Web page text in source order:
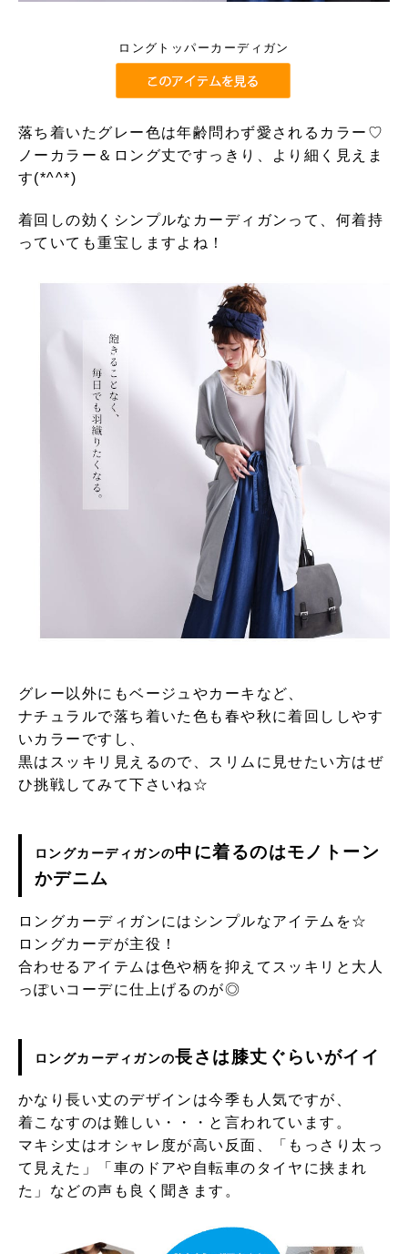
ロングトッパーカーディガン
落ち着いたグレー色は年齢問わず愛されるカラー♡
ノーカラー＆ロング丈ですっきり、より細く見えま
す(*^^*)
着回しの効くシンプルなカーディガンって、何着持
っていても重宝しますよね！
グレー以外にもベージュやカーキなど、
ナチュラルで落ち着いた色も春や秋に着回ししやす
いカラーですし、
黒はスッキリ見えるので、スリムに見せたい方はぜ
ひ挑戦してみて下さいね☆
ロングカーディガンの中に着るのはモノトーン
かデニム
ロングカーディガンにはシンプルなアイテムを☆
ロングカーデが主役！
合わせるアイテムは色や柄を抑えてスッキリと大人
っぽいコーデに仕上げるのが◎
ロングカーディガンの長さは膝丈ぐらいがイイ
かなり長い丈のデザインは今季も人気ですが、
着こなすのは難しい・・・と言われています。
マキシ丈はオシャレ度が高い反面、「もっさり太っ
て見えた」「車のドアや自転車のタイヤに挟まれ
た」などの声も良く聞きます。